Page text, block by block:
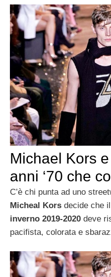
Michael Kors
anni ‘70 che
C’è chi punta ad uno
Micheal Kors decide che
inverno 2019-2020 deve
pacifista, colorata e